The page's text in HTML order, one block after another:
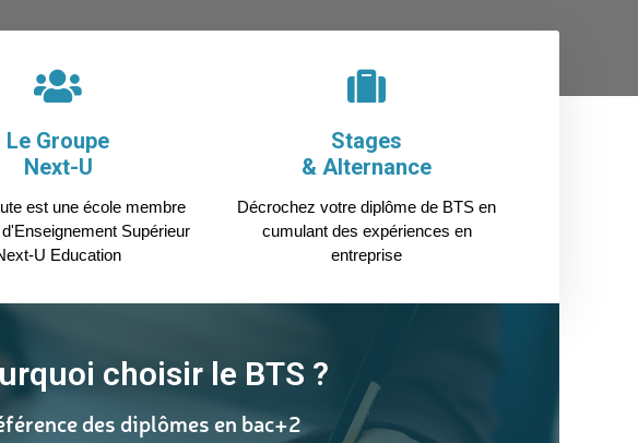
Le Groupe
Next-U
est une école membre
Supérieur
U Education
Stages
& Alternance
Décrochez votre diplôme de BTS en
cumulant des expériences en
entreprise
choisir le BTS ?
des diplômes en bac+2